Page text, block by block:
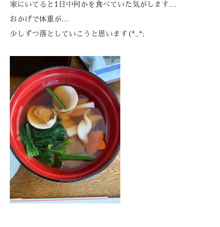
家にいてると1日中何かを食べていた気がします…
おかげで体重が…
少しずつ落としていこうと思います(*_*;